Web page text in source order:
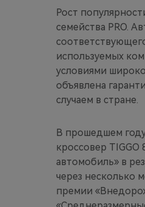
Рост
семейства PRO.
используемых
условиями
объявлена
случаем в стране.
В прошедшем году
кроссовер
автомобиль» в
через несколько
премии